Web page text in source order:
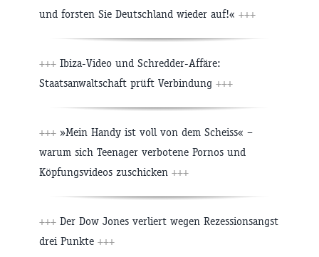
und forsten Sie Deutschland wieder auf!« +++
+++ Ibiza-Video und Schredder-Affäre:
Staatsanwaltschaft prüft Verbindung +++
+++ »Mein Handy ist voll von dem Scheiss« –
warum sich Teenager verbotene Pornos und
Köpfungsvideos zuschicken +++
+++ Der Dow Jones verliert wegen Rezessionsangst
drei Punkte +++